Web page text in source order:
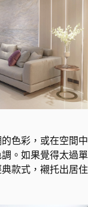
色彩，或在空間中
。如果覺得太過單
款式，襯托出居住